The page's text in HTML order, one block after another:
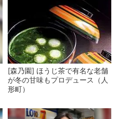
[森乃園] ほうじ茶で有名な老舗
が冬の甘味もプロデュース（人
形町）